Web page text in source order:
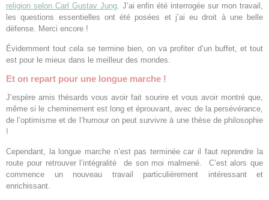
religion selon Carl Gustav Jung. J’ai enfin été interrogée sur mon travail,
les questions essentielles ont été posées et j’ai eu droit à une belle
défense. Merci encore !
Évidemment tout cela se termine bien, on va profiter d’un buffet, et tout
est pour le mieux dans le meilleur des mondes.
Et on repart pour une longue marche !
J’espère amis thésards vous avoir fait sourire et vous avoir montré que,
même si le cheminement est long et éprouvant, avec de la persévérance,
de l’optimisme et de l’humour on peut survivre à une thèse de philosophie
!
Cependant, la longue marche n’est pas terminée car il faut reprendre la
route pour retrouver l’intégralité de son moi malmené. C’est alors que
commence un nouveau travail particulièrement intéressant et
enrichissant.